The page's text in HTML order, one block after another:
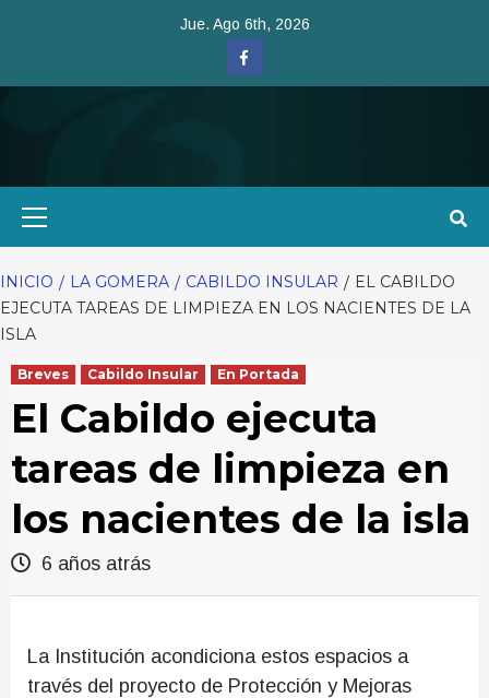
Jue. Ago 6th, 2026
Facebook
INICIO LA GOMERA CABILDO INSULAR
EL CABILDO
EJECUTA TAREAS DE LIMPIEZA EN LOS NACIENTES DE LA
ISLA
Breves Cabildo Insular En Portada
El Cabildo ejecuta
tareas de limpieza en
los nacientes de la isla
6 años atrás
La Institución acondiciona estos espacios a
través del proyecto de Protección y Mejoras